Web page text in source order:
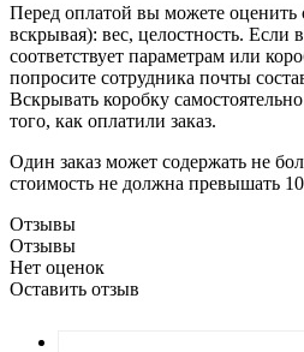
Перед оплатой вы можете оценить
вскрывая): вес, целостность. Если
соответствует параметрам или
попросите сотрудника почты
Вскрывать коробку
того, как оплатили заказ.
Один заказ может содержать не
стоимость не должна превышать
Отзывы
Отзывы
Нет оценок
Оставить отзыв